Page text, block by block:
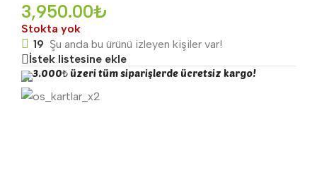
3,950.00₺
Stokta yok
19 Şu anda bu ürünü izleyen kişiler var!
İstek listesine ekle
3.000₺ üzeri tüm siparişlerde ücretsiz kargo!